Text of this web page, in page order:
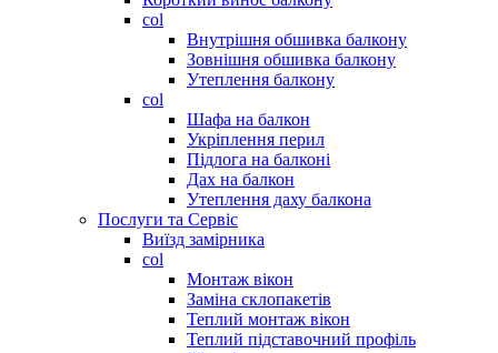
col
Внутрішня обшивка балкону
Зовнішня обшивка балкону
Утеплення балкону
col
Шафа на балкон
Укріплення перил
Підлога на балконі
Дах на балкон
Утеплення даху балкона
Послуги та Сервіс
Виїзд замірника
col
Монтаж вікон
Заміна склопакетів
Теплий монтаж вікон
Теплий підставочний профіль